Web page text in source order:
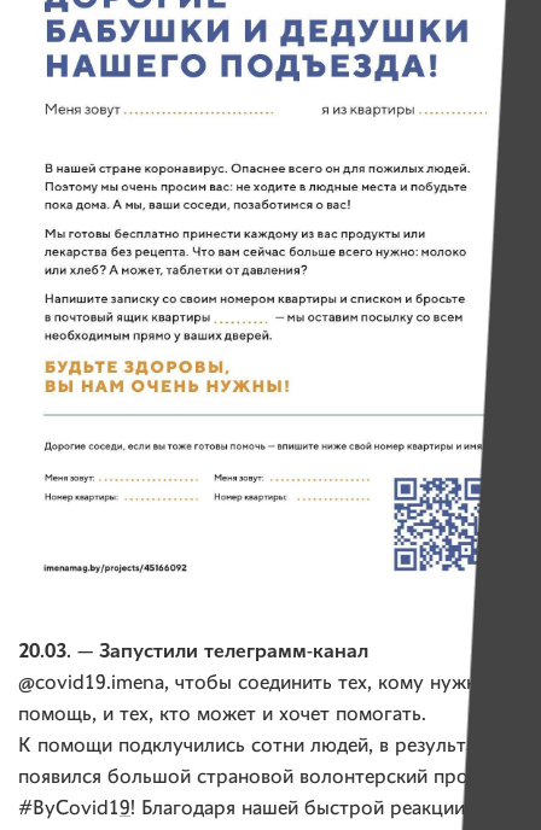
20.03. — Запустили телеграмм-канал
@covid19.imena, чтобы соединить тех, кому нужна
помощь, и тех, кто может и хочет помогать.
К помощи подклучились сотни людей, в результате
появился большой страновой волонтерский проект
#ByCovid19! Благодаря нашей быстрой реакции